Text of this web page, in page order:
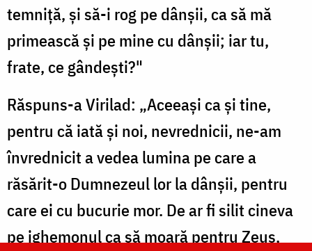
temniță, și să-i rog pe dânșii, ca să mă
primească și pe mine cu dânșii; iar tu,
frate, ce gândești?"
Răspuns-a Virilad: „Aceeași ca și tine,
pentru că iată și noi, nevrednicii, ne-am
învrednicit a vedea lumina pe care a
răsărit-o Dumnezeul lor la dânșii, pentru
care ei cu bucurie mor. De ar fi silit cineva
pe ighemonul ca să moară pentru Zeus,